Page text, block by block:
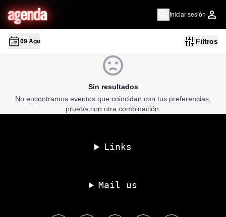
agenda Iniciar sesión
09 Ago Filtros
Sin resultados
No encontramos eventos que coincidan con tus preferencias,
prueba con otra combinación.
Links
Mail us